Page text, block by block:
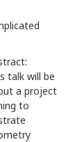
talk will be
a project
to